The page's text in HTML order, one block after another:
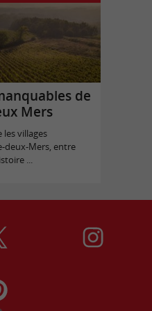
de
Mers
les villages
deux-Mers, entre
...